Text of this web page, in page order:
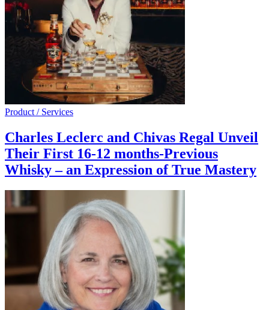
Product / Services
Charles Leclerc and Chivas Regal Unveil
Their First 16-12 months-Previous
Whisky – an Expression of True Mastery